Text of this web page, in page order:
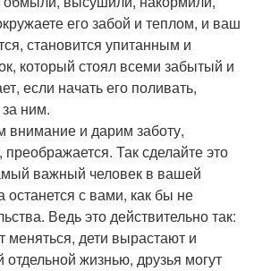
его забой и теплом, и ваш
становится упитанным и
который стоял всеми забытый и
если начать его поливать,
ним.
внимание и дарим заботу,
преображается. Так сделайте это
важный человек в вашей
останется с вами, как бы не
Ведь это действительно так:
меняться, дети вырастают и
жизнью, друзья могут